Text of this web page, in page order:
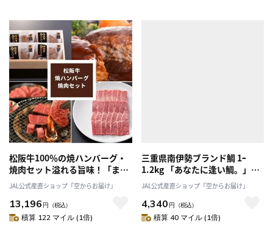
松阪牛100％の焼ハンバーグ・
焼肉セット溢れる旨味！「まる
よし」送料無料
JAL公式産直ショップ「空からお届け」
13,196 円 （税込）
積算 122 マイル (1倍)
三重県南伊勢ブランド鯛 1ｰ
1.2kg 「あなたに逢い鯛。」
〔こんな鯛食べたことない！〕
抜群の肉厚感ととろける甘みが
あふれる三重県南伊勢ブランド
鯛
JAL公式産直ショップ「空からお届け」
4,340 円 （税込）
積算 40 マイル (1倍)